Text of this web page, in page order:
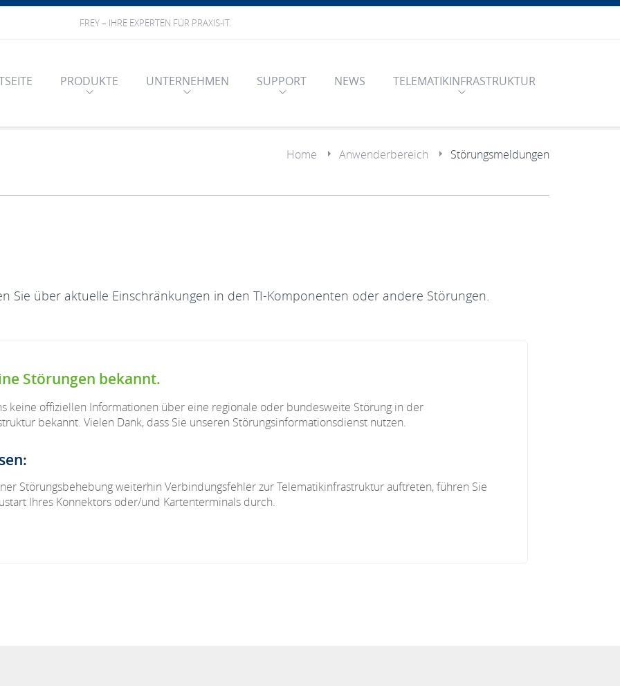
FREY – IHRE EXPERTEN FÜR PRAXIS-IT.
PRODUKTE UNTERNEHMEN SUPPORT NEWS TELEMATIKINFRASTRUKTUR
Home Anwenderbereich Störungsmeldungen
Sie über aktuelle Einschränkungen in den TI-Komponenten oder andere Störungen.
Störungen bekannt.
keine offiziellen Informationen über eine regionale oder bundesweite Störung in der
bekannt. Vielen Dank, dass Sie unseren Störungsinformationsdienst nutzen.
Störungsbehebung weiterhin Verbindungsfehler zur Telematikinfrastruktur auftreten, führen Sie
Ihres Konnektors oder/und Kartenterminals durch.